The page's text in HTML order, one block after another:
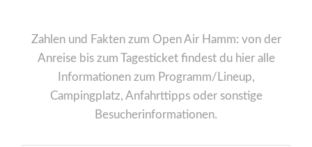
Zahlen und Fakten zum Open Air Hamm: von der
Anreise bis zum Tagesticket findest du hier alle
Informationen zum Programm/Lineup,
Campingplatz, Anfahrttipps oder sonstige
Besucherinformationen.